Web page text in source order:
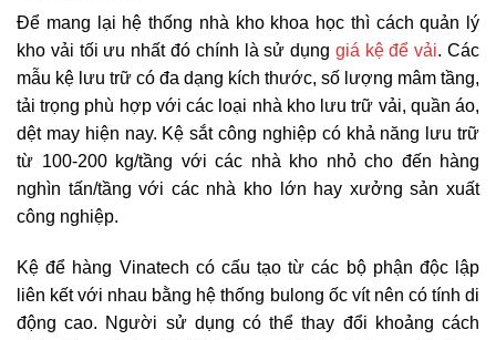
Để mang lại hệ thống nhà kho khoa học thì cách quản lý
kho vải tối ưu nhất đó chính là sử dụng giá kệ để vải. Các
mẫu kệ lưu trữ có đa dạng kích thước, số lượng mâm tầng,
tải trọng phù hợp với các loại nhà kho lưu trữ vải, quần áo,
dệt may hiện nay. Kệ sắt công nghiệp có khả năng lưu trữ
từ 100-200 kg/tầng với các nhà kho nhỏ cho đến hàng
nghìn tấn/tầng với các nhà kho lớn hay xưởng sản xuất
công nghiệp.
Kệ để hàng Vinatech có cấu tạo từ các bộ phận độc lập
liên kết với nhau bằng hệ thống bulong ốc vít nên có tính di
động cao. Người sử dụng có thể thay đổi khoảng cách